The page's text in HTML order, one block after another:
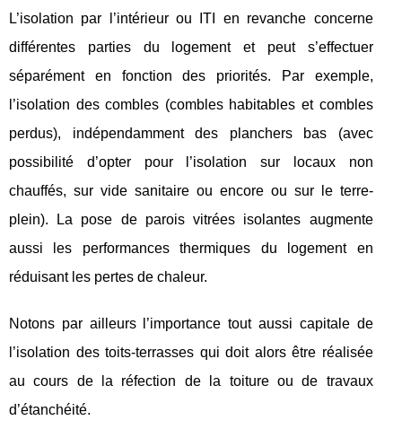
L’isolation par l’intérieur ou ITI en revanche concerne
différentes parties du logement et peut s’effectuer
séparément en fonction des priorités. Par exemple,
l’isolation des combles (combles habitables et combles
perdus), indépendamment des planchers bas (avec
possibilité d’opter pour l’isolation sur locaux non
chauffés, sur vide sanitaire ou encore ou sur le terre-
plein). La pose de parois vitrées isolantes augmente
aussi les performances thermiques du logement en
réduisant les pertes de chaleur.
Notons par ailleurs l’importance tout aussi capitale de
l’isolation des toits-terrasses qui doit alors être réalisée
au cours de la réfection de la toiture ou de travaux
d’étanchéité.